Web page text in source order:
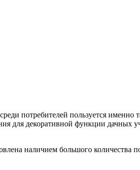
потребителей пользуется именно
для декоративной функции дачных
наличием большого